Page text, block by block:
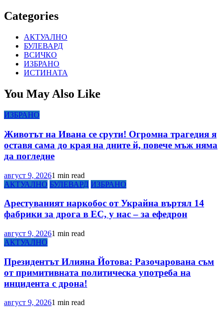
Categories
АКТУАЛНО
БУЛЕВАРД
ВСИЧКО
ИЗБРАНО
ИСТИНАТА
You May Also Like
ИЗБРАНО
Животът на Ивана се срути! Огромна трагедия я
оставя сама до края на дните й, повече мъж няма
да погледне
август 9, 20261 min read
АКТУАЛНО БУЛЕВАРД ИЗБРАНО
Арестуваният наркобос от Украйна въртял 14
фабрики за дрога в ЕС, у нас – за ефедрон
август 9, 20261 min read
АКТУАЛНО
Президентът Илияна Йотова: Разочарована съм
от примитивната политическа употреба на
инцидента с дрона!
август 9, 20261 min read